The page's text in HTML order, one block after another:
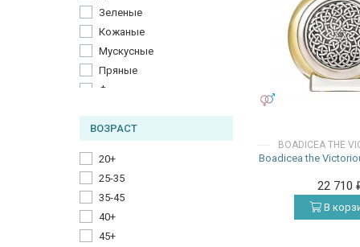
Зеленые
Кожаные
Мускусные
Пряные
Фруктовые
Цветочные
ВОЗРАСТ
20+
25-35
35-45
40+
45+
BOADICEA THE
Boadicea the
22 710
В